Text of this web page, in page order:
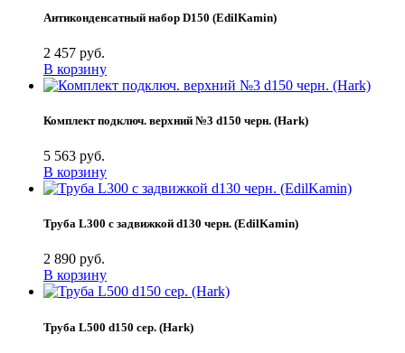
Антиконденсатный набор D150 (EdilKamin)
2 457 руб.
В корзину
Комплект подключ. верхний №3 d150 черн. (Hark)
5 563 руб.
В корзину
Труба L300 с задвижкой d130 черн. (EdilKamin)
2 890 руб.
В корзину
Труба L500 d150 сер. (Hark)